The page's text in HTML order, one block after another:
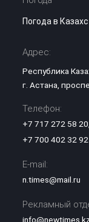
Погода в
Адрес:
Республика
г. Астана,
Телефон:
+7 717 272 58 20
+7 700 402 32 92
E-mail:
n.times@mail.ru
Рекламный